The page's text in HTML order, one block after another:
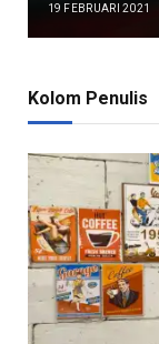
19 FEBRUARI 2021
Kolom Penulis